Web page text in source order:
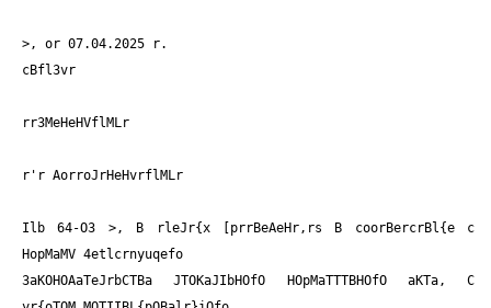
>, or 07.04.2025 r.
cBfl3vr
rr3MeHeHVflMLr
r'r AorroJrHeHvrflMLr
Ilb 64-O3 >, B rleJr{x [prrBeAeHr,rs B coorBercrBl{e c
HopMaMV 4etlcrnyuqefo
3aKOHOAaTeJrbCTBa JTOKaJIbHOfO HOpMaTTTBHOfO aKTa, C